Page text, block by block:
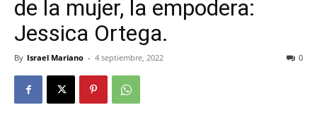
de la mujer, la empodera:
Jessica Ortega.
By Israel Mariano - 4 septiembre, 2022 0